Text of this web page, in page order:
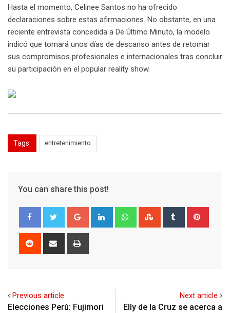
Hasta el momento, Celinee Santos no ha ofrecido
declaraciones sobre estas afirmaciones. No obstante, en una
reciente entrevista concedida a De Último Minuto, la modelo
indicó que tomará unos días de descanso antes de retomar
sus compromisos profesionales e internacionales tras concluir
su participación en el popular reality show.
Tags: entretenimiento
You can share this post!
Google+ LinkedIn WhatsappStumbleUpon
Tumblr
Reddit
Share
Previous article
Elecciones Perú: Fujimori
Next article
Elly de la Cruz se acerca a